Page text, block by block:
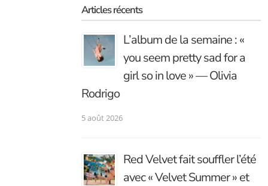
Articles récents
L’album de la semaine : «
you seem pretty sad for a
girl so in love » — Olivia
Rodrigo
5 août 2026
Red Velvet fait souffler l’été
avec « Velvet Summer » et